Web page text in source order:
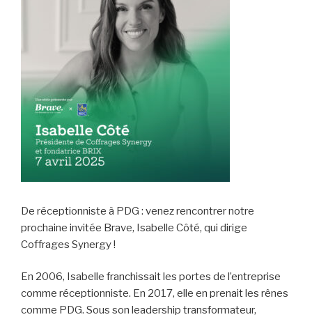
De réceptionniste à PDG : venez rencontrer notre
prochaine invitée Brave, Isabelle Côté, qui dirige
Coffrages Synergy !
En 2006, Isabelle franchissait les portes de l’entreprise
comme réceptionniste. En 2017, elle en prenait les rênes
comme PDG. Sous son leadership transformateur,